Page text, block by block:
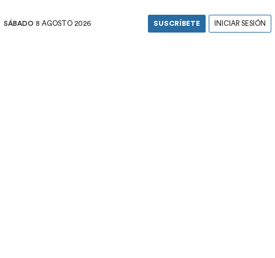
SÁBADO 8 AGOSTO 2026 SUSCRÍBETE INICIAR SESIÓN